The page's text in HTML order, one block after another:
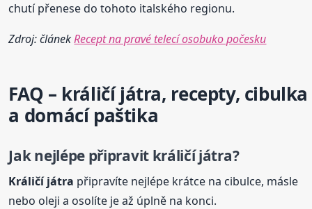
chutí přenese do tohoto italského regionu.
Zdroj: článekRecept na pravé telecí osobuko počesku
FAQ – králičí játra, recepty, cibulka
a domácí paštika
Jak nejlépe připravit králičí játra?
Králičí játra připravíte nejlépe krátce na cibulce, másle
nebo oleji a osolíte je až úplně na konci.